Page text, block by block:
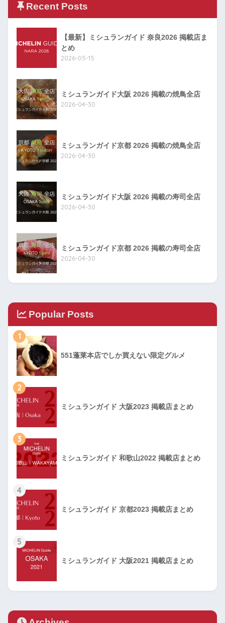
Recent Posts
【最新】ミシュランガイド 奈良2026 掲載店ま
とめ
2026-05-15
ミシュランガイド大阪 2026 掲載の焼鳥全店
2026-04-30
ミシュランガイド京都 2026 掲載の焼鳥全店
2026-04-30
ミシュランガイド大阪 2026 掲載の寿司全店
2026-04-30
ミシュランガイド京都 2026 掲載の寿司全店
2026-04-30
Popular Posts
1
551蓬莱本店でしか買えない限定グルメ
2
ミシュランガイド 大阪2023 掲載店まとめ
3
ミシュランガイド 和歌山2022 掲載店まとめ
4
ミシュランガイド 京都2023 掲載店まとめ
5
ミシュランガイド 大阪2021 掲載店まとめ